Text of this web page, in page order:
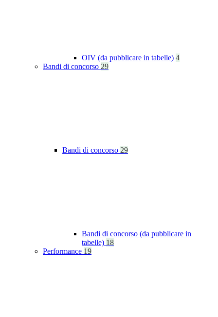
OIV (da pubblicare in tabelle) 4
Bandi di concorso 29
Bandi di concorso 29
Bandi di concorso (da pubblicare in
tabelle) 18
Performance 19